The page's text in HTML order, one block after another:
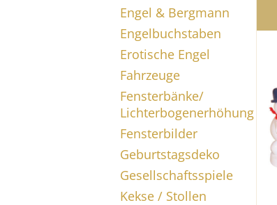
Engel & Bergmann
Engelbuchstaben
Erotische Engel
Fahrzeuge
Fensterbänke/
Lichterbogenerhöhung
Fensterbilder
Geburtstagsdeko
Gesellschaftsspiele
Kekse / Stollen